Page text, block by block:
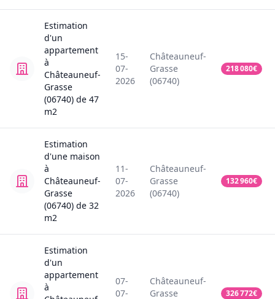
Estimation
d'un
appartement
à
Châteauneuf-
Grasse
(06740) de 47
m2
15-
07-
2026
Châteauneuf-
Grasse
(06740)
218 080€
Estimation
d'une maison
à
Châteauneuf-
Grasse
(06740) de 32
m2
11-
07-
2026
Châteauneuf-
Grasse
(06740)
132 960€
Estimation
d'un
appartement
à
07-
07-
Châteauneuf-
Grasse
326 772€